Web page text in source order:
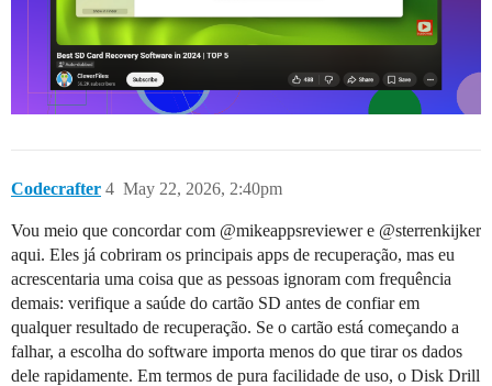
Codecrafter May 22, 2026, 2:40pm
4
Vou meio que concordar com @mikeappsreviewer e @sterrenkijker
aqui. Eles já cobriram os principais apps de recuperação, mas eu
acrescentaria uma coisa que as pessoas ignoram com frequência
demais: verifique a saúde do cartão SD antes de confiar em
qualquer resultado de recuperação. Se o cartão está começando a
falhar, a escolha do software importa menos do que tirar os dados
dele rapidamente. Em termos de pura facilidade de uso, o Disk Drill